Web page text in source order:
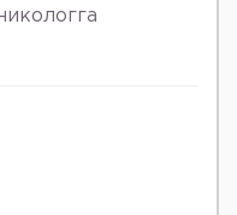
учрадим
булмаяпди
фикрга